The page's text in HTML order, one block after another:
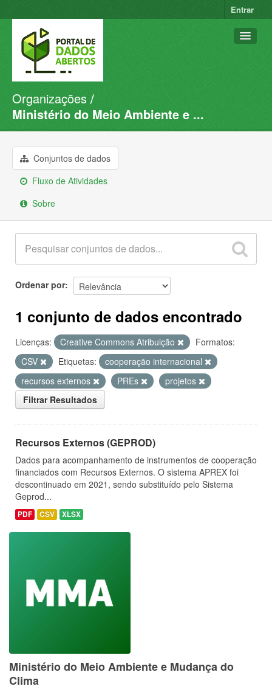
Entrar
Conjuntos de dados
Organizações
Sobre
Organizações
Ministério do Meio Ambiente e ...
Conjuntos de dados
Fluxo de Atividades
Sobre
Ordenar por
1 conjunto de dados encontrado
Licenças: Creative Commons Atribuição
Formatos:
CSV
Etiquetas:
cooperação internacional
recursos externos
PREs
projetos
Filtrar Resultados
Recursos Externos (GEPROD)
Dados para acompanhamento de instrumentos de cooperação
financiados com Recursos Externos. O sistema APREX foi
descontinuado em 2021, sendo substituído pelo Sistema
Geprod...
PDF CSV XLSX
Ministério do Meio Ambiente e Mudança do
Clima